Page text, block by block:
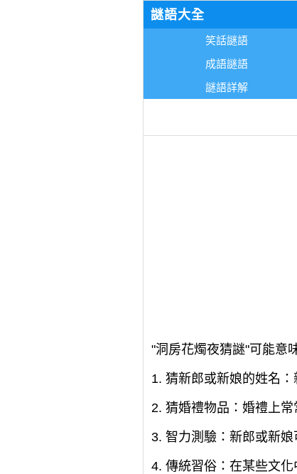
謎語大全
笑話謎語
成語謎語
謎語詳解
"洞房花燭夜猜謎"可能意
1. 猜新郎或新娘的姓名
2. 猜婚禮物品：婚禮上
3. 智力測驗：新郎或新
4. 傳統習俗：在某些文